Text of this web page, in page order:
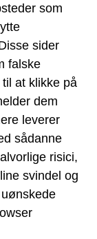
som
sider
falske
at klikke på
dem
leverer
sådanne
risici,
svindel og